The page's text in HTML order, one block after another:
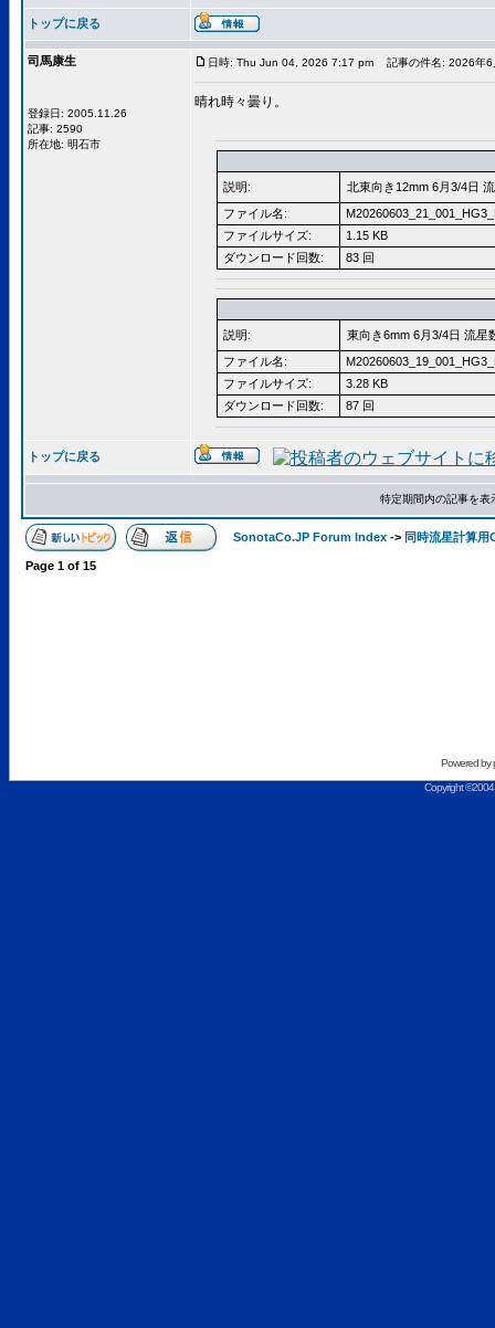
トップに戻る
司馬康生
登録日: 2005.11.26
記事: 2590
所在地: 明石市
日時: Thu Jun 04, 2026 7:17 pm 記事の件名: 2026年6
晴れ時々曇り。
説明:
北東向き12mm 6月3/4日
ファイル名:
ファイルサイズ:
1.15 KB
ダウンロード回数:
83 回
説明:
東向き6mm 6月3/4日 流星
ファイル名:
ファイルサイズ:
3.28 KB
ダウンロード回数:
87 回
トップに戻る
特定期間内の記事を
SonotaCo.JP Forum Index -> 同時流星計算
Page 1 of 15
Powered by
Copyright ©2004